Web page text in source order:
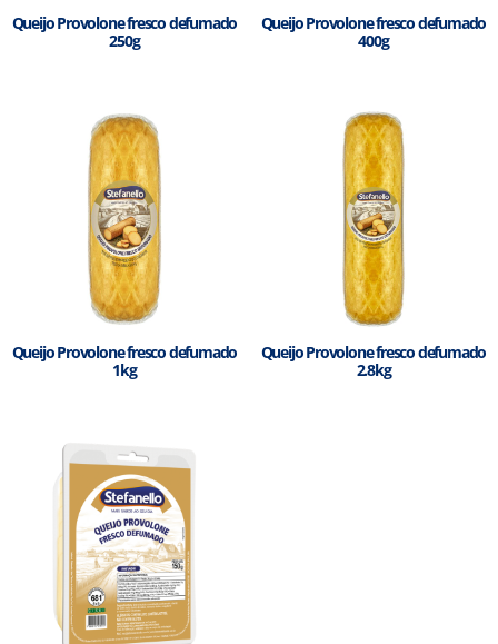
Queijo Provolone fresco defumado
250g
Queijo Provolone fresco defumado
400g
Queijo Provolone fresco defumado
1kg
Queijo Provolone fresco defumado
2.8kg